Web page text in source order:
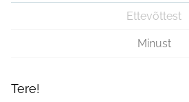
Ettevõttest
Minust
Tere!